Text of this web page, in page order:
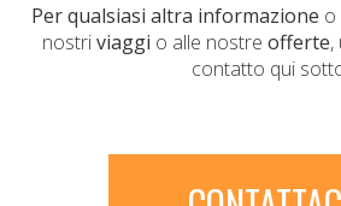
Per qualsiasi altra informazione o
nostriviaggi o alle nostre offerte,
contatto qui